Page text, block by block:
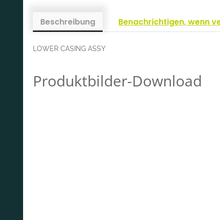
Beschreibung Benachrichtigen, wenn
LOWER CASING ASSY
Produktbilder-Download